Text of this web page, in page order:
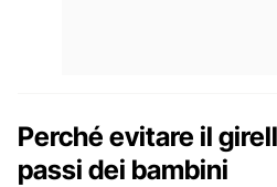
Perché evitare il
passi dei bambini